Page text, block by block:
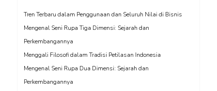
Tren Terbaru dalam Penggunaan dan Seluruh Nilai di Bisnis
Mengenal Seni Rupa Tiga Dimensi: Sejarah dan
Perkembangannya
Menggali Filosofi dalam Tradisi Petilasan Indonesia
Mengenal Seni Rupa Dua Dimensi: Sejarah dan
Perkembangannya